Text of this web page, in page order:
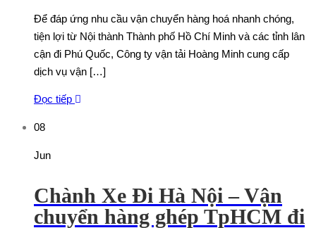
Để đáp ứng nhu cầu vận chuyển hàng hoá nhanh chóng,
tiện lợi từ Nội thành Thành phố Hồ Chí Minh và các tỉnh lân
cận đi Phú Quốc, Công ty vận tải Hoàng Minh cung cấp
dịch vụ vận […]
Đọc tiếp
08
Jun
Chành Xe Đi Hà Nội – Vận
chuyển hàng ghép TpHCM đi